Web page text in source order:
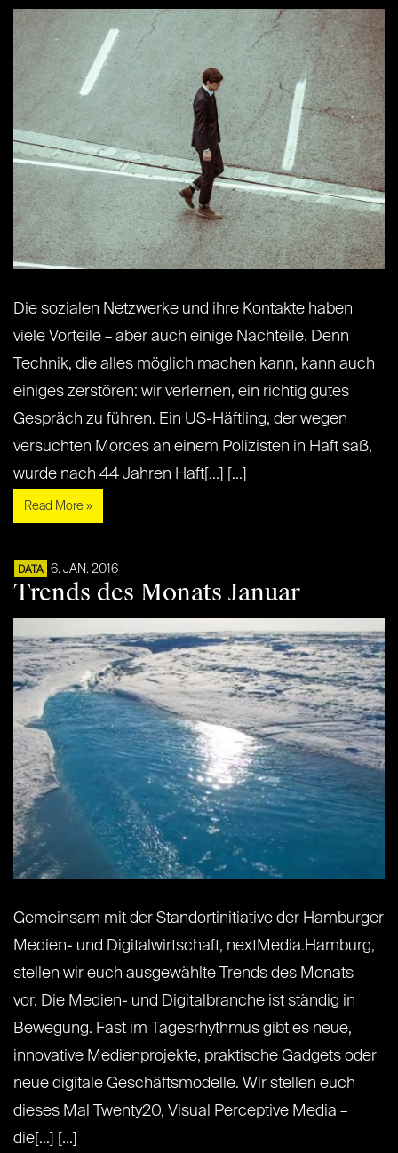
Die sozialen Netzwerke und ihre Kontakte haben
viele Vorteile – aber auch einige Nachteile. Denn
Technik, die alles möglich machen kann, kann auch
einiges zerstören: wir verlernen, ein richtig gutes
Gespräch zu führen. Ein US-Häftling, der wegen
versuchten Mordes an einem Polizisten in Haft saß,
wurde nach 44 Jahren Haft[...] [...]
Read More »
DATA 6. JAN. 2016
Trends des Monats Januar
Gemeinsam mit der Standortinitiative der Hamburger
Medien- und Digitalwirtschaft, nextMedia.Hamburg,
stellen wir euch ausgewählte Trends des Monats
vor. Die Medien- und Digitalbranche ist ständig in
Bewegung. Fast im Tagesrhythmus gibt es neue,
innovative Medienprojekte, praktische Gadgets oder
neue digitale Geschäftsmodelle. Wir stellen euch
dieses Mal Twenty20, Visual Perceptive Media –
die[...] [...]